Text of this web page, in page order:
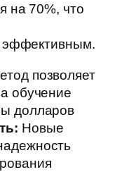
на 70%, что
эффективным.
позволяет
обучение
долларов
Новые